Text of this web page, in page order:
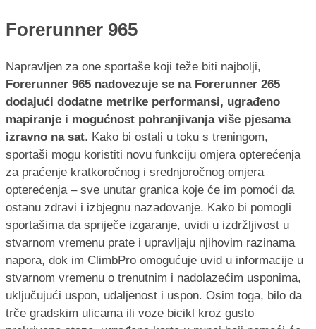
Forerunner 965
Napravljen za one sportaše koji teže biti najbolji,
Forerunner 965 nadovezuje se na Forerunner 265
dodajući dodatne metrike performansi, ugrađeno
mapiranje i mogućnost pohranjivanja više pjesama
izravno na sat. Kako bi ostali u toku s treningom,
sportaši mogu koristiti novu funkciju omjera opterećenja
za praćenje kratkoročnog i srednjoročnog omjera
opterećenja – sve unutar granica koje će im pomoći da
ostanu zdravi i izbjegnu nazadovanje. Kako bi pomogli
sportašima da spriječe izgaranje, uvidi u izdržljivost u
stvarnom vremenu prate i upravljaju njihovim razinama
napora, dok im ClimbPro omogućuje uvid u informacije u
stvarnom vremenu o trenutnim i nadolazećim usponima,
uključujući uspon, udaljenost i uspon. Osim toga, bilo da
trče gradskim ulicama ili voze bicikl kroz gusto